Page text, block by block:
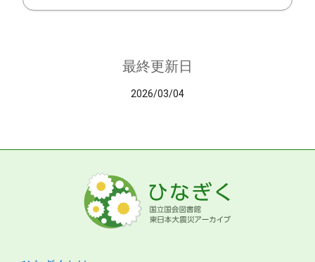
最終更新日
2026/03/04